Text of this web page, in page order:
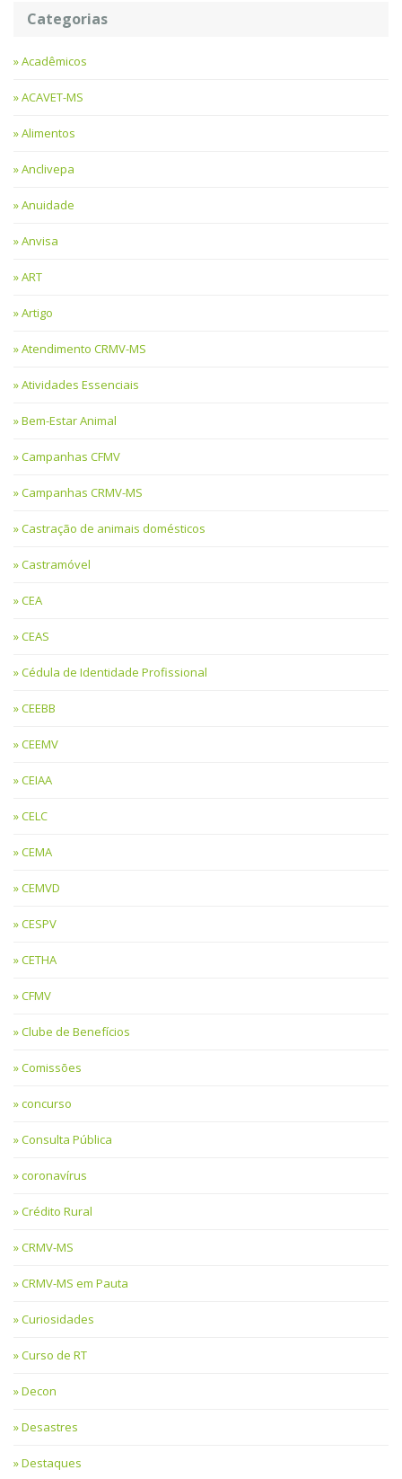
Categorias
Acadêmicos
ACAVET-MS
Alimentos
Anclivepa
Anuidade
Anvisa
ART
Artigo
Atendimento CRMV-MS
Atividades Essenciais
Bem-Estar Animal
Campanhas CFMV
Campanhas CRMV-MS
Castração de animais domésticos
Castramóvel
CEA
CEAS
Cédula de Identidade Profissional
CEEBB
CEEMV
CEIAA
CELC
CEMA
CEMVD
CESPV
CETHA
CFMV
Clube de Benefícios
Comissões
concurso
Consulta Pública
coronavírus
Crédito Rural
CRMV-MS
CRMV-MS em Pauta
Curiosidades
Curso de RT
Decon
Desastres
Destaques